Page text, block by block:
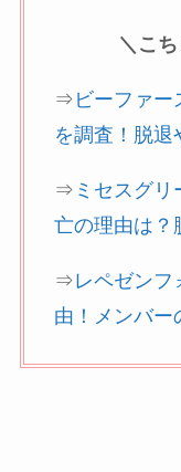
＼こ
⇒ ビーファー
を調査！脱退
⇒ ミセスグ
亡の理由は？
⇒レペゼンフ
由！メンバー